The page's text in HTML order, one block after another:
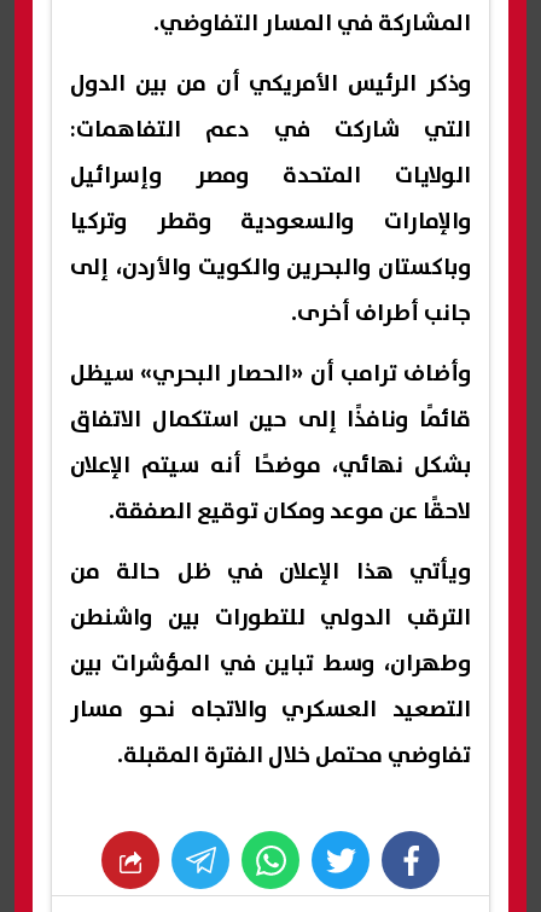
المشاركة في المسار التفاوضي.
وذكر الرئيس الأمريكي أن من بين الدول
التي شاركت في دعم التفاهمات:
الولايات المتحدة ومصر وإسرائيل
والإمارات والسعودية وقطر وتركيا
وباكستان والبحرين والكويت والأردن، إلى
جانب أطراف أخرى.
وأضاف ترامب أن «الحصار البحري» سيظل
قائمًا ونافذًا إلى حين استكمال الاتفاق
بشكل نهائي، موضحًا أنه سيتم الإعلان
لاحقًا عن موعد ومكان توقيع الصفقة.
ويأتي هذا الإعلان في ظل حالة من
الترقب الدولي للتطورات بين واشنطن
وطهران، وسط تباين في المؤشرات بين
التصعيد العسكري والاتجاه نحو مسار
تفاوضي محتمل خلال الفترة المقبلة.
facebook
twitter
whats